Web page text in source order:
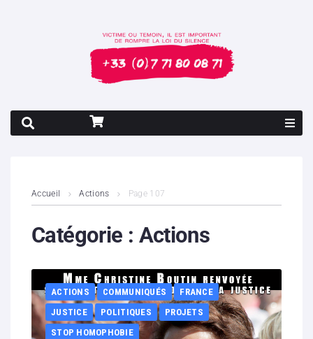
Boutique
Partenaires
Accueil Actions Page 107
Catégorie : Actions
ACTIONS COMMUNIQUÉS
FRANCE
JUSTICE
POLITIQUES
PROJETS
STOP HOMOPHOBIE